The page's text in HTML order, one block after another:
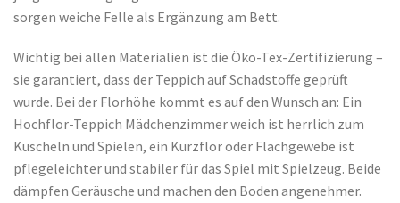
sorgen weiche Felle als Ergänzung am Bett.
Wichtig bei allen Materialien ist die Öko-Tex-Zertifizierung –
sie garantiert, dass der Teppich auf Schadstoffe geprüft
wurde. Bei der Florhöhe kommt es auf den Wunsch an: Ein
Hochflor-Teppich Mädchenzimmer weich ist herrlich zum
Kuscheln und Spielen, ein Kurzflor oder Flachgewebe ist
pflegeleichter und stabiler für das Spiel mit Spielzeug. Beide
dämpfen Geräusche und machen den Boden angenehmer.